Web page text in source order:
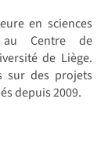
en sciences
Centre de
de Liège.
sur des projets
depuis 2009.